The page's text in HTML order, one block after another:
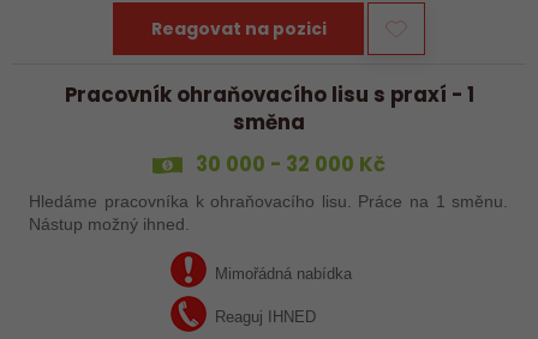
Reagovat na pozici
Pracovník ohraňovacího lisu s praxí - 1
směna
30 000 - 32 000 Kč
Hledáme pracovníka k ohraňovacího lisu. Práce na 1 směnu.
Nástup možný ihned.
Mimořádná nabídka
Reaguj IHNED